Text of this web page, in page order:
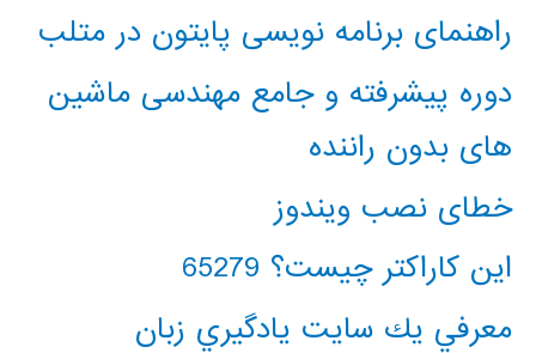
راهنمای برنامه نویسی پایتون در متلب
دوره پیشرفته و جامع مهندسی ماشین
های بدون راننده
خطای نصب ویندوز
این کاراکتر چیست؟ 65279
معرفي يك سايت يادگيري زبان